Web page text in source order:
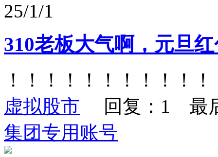
25/1/1
310老板大气啊，元旦
！！！！！！！！！！
虚拟股市 回复：1 最
集团专用账号